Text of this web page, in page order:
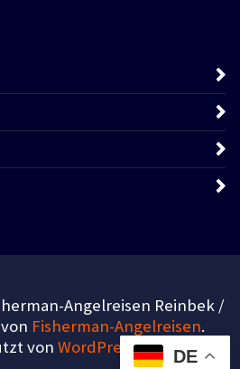
Angelreisen Reinbek /
Fisherman-Angelreisen.
von WordPress. DE